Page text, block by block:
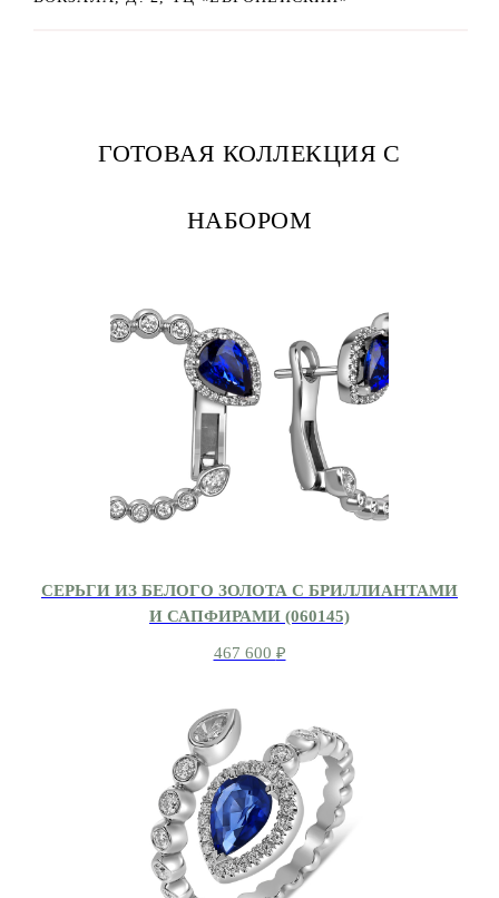
ГОТОВАЯ КОЛЛЕКЦИЯ С
НАБОРОМ
СЕРЬГИ ИЗ БЕЛОГО ЗОЛОТА С БРИЛЛИАНТАМИ
И САПФИРАМИ (060145)
467 600 ₽